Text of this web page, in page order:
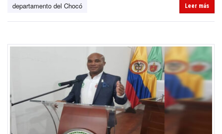
departamento del Chocó Leer más